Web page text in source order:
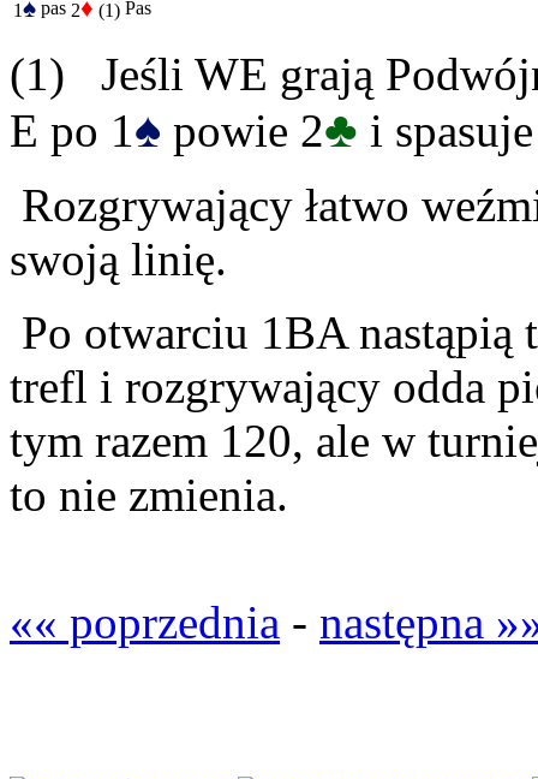
1♠ pas 2♦ (1) Pas
(1) Jeśli WE grają
E po 1 ♠ powie 2♣ i
Rozgrywający łatwo
swoją linię.
Po otwarciu 1BA nastąpią
trefl i rozgrywający odda
tym razem 120, ale w
to nie zmienia.
«« poprzednia - następna